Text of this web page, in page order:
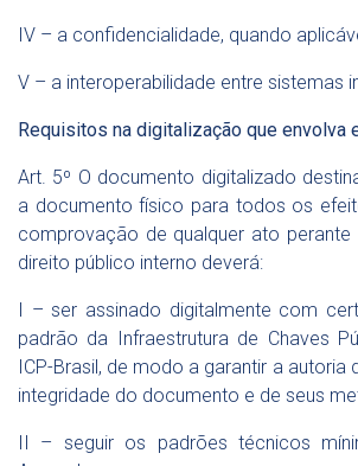
IV – a confidencialidade, quando
V – a interoperabilidade entre sistemas
Requisitos na digitalização que envolva
Art. 5º O documento digitalizado
a documento físico para todos os
comprovação de qualquer ato perante
direito público interno deverá:
I – ser assinado digitalmente com
padrão da Infraestrutura de Chaves
ICP-Brasil, de modo a garantir a autoria
integridade do documento e de seus
II – seguir os padrões técnicos